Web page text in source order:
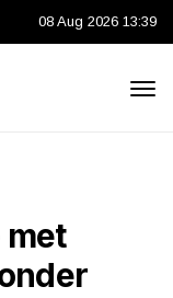
08 Aug 2026 13:39
met